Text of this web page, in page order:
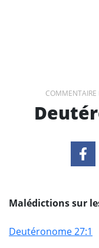
COMMENTAIRE
Malédictions sur
Deutéronome 27:1